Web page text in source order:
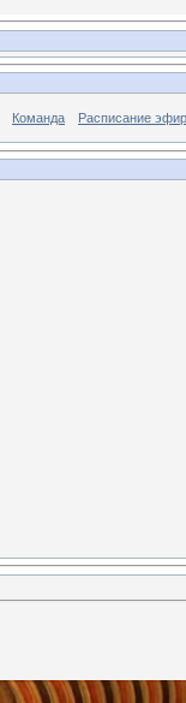
Команда Расписание